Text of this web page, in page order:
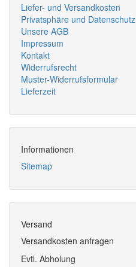
Liefer- und Versandkosten
Privatsphäre und Datenschutz
Unsere AGB
Impressum
Kontakt
Widerrufsrecht
Muster-Widerrufsformular
Lieferzeit
Informationen
Sitemap
Versand
Versandkosten anfragen
Evtl. Abholung